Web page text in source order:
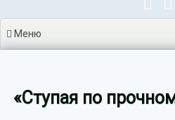
Меню
«Ступая по